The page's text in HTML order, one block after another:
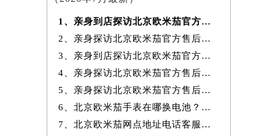
1、亲身到店探访北京欧米茄官方售后服务中心｜全新官方地址及客服热线
2、亲身探访北京欧米茄官方售后服务中心｜最新热线和全部维修地址（2026
3、亲身到店探访北京欧米茄官方售后服务中心｜地址及官方联系电话（2026
4、亲身探访北京欧米茄官方售后服务中心｜全新地址与售后热线（2026年7
5、亲身探访北京欧米茄官方售后服务中心｜详细网点地址与售后热线（2026
6、北京欧米茄手表在哪换电池？专业售后维修服务指南权威公示（2026年7
7、北京欧米茄网点地址电话客服查询与售后维修保养服务权威公示（2026